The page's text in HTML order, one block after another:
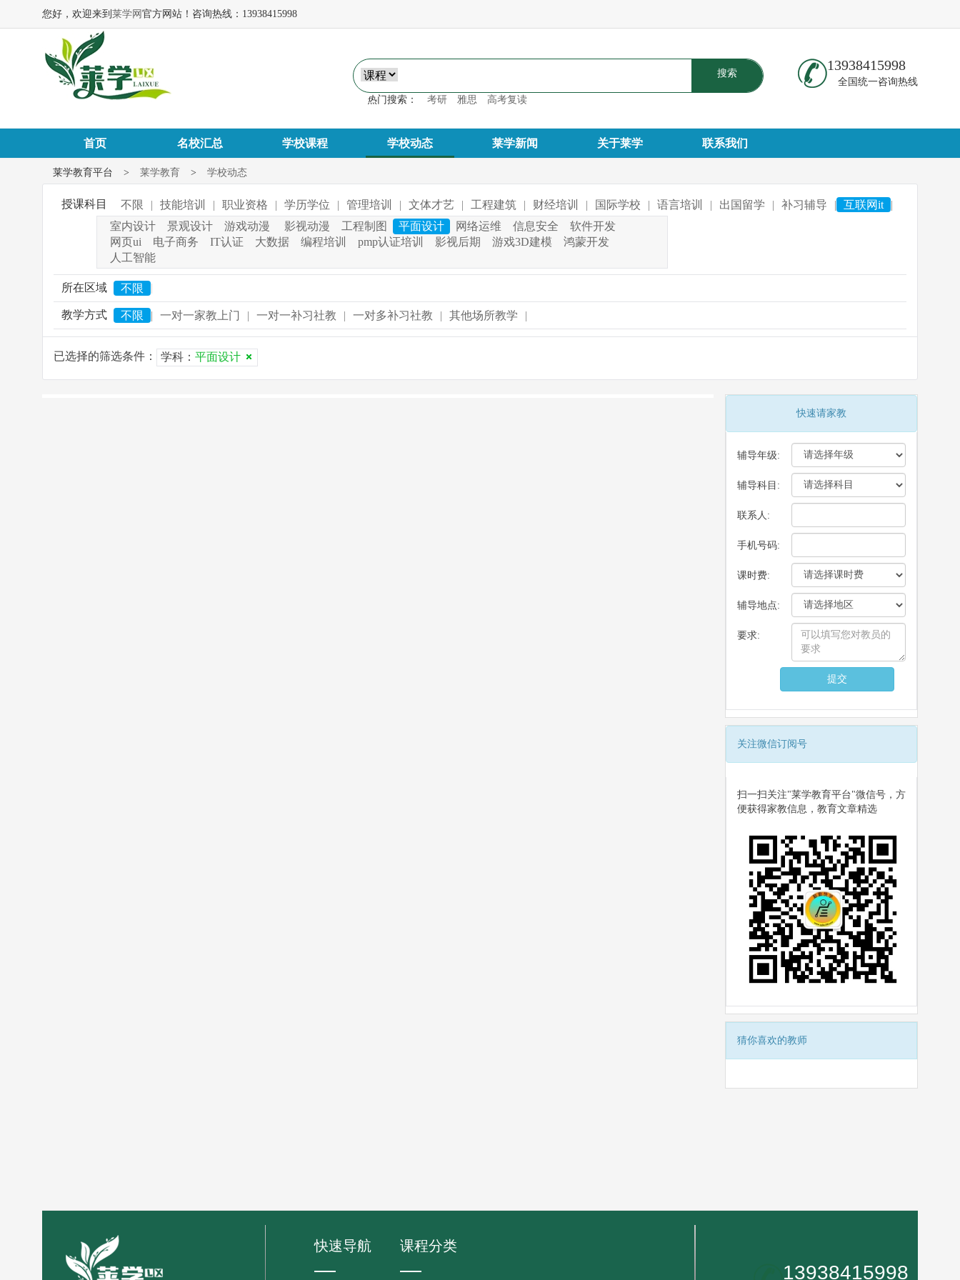
您好，欢迎来到 莱学网 官方网站！咨询热线：13938415998
搜索
热门搜索： 考研 雅思 高考复读
13938415998
全国统一咨询热线
首页 名校汇总 学校课程 学校动态 莱学新闻 关于莱学 联系我们
莱学教育平台 > 莱学教育 > 学校动态
授课科目 不限 | 技能培训 | 职业资格 | 学历学位 | 管理培训 | 文体才艺 | 工程建筑 | 财经培训 | 国际学校 | 语言培训 | 出国留学 | 补习辅导 | 互联网it
|
室内设计
景观设计 游戏动漫 影视动漫 工程制图 平面设计 网络运维 信息安全
软件开发
网页ui
电子商务 IT认证 大数据 编程培训 pmp认证培训 影视后期 游戏3D建模
鸿蒙开发
人工智能
所在区域 不限 |
教学方式 不限 | 一对一家教上门 | 一对一补习社教 | 一对多补习社教 | 其他场所教学 |
已选择的筛选条件： 学科： 平面设计
快速请家教
辅导年级:
辅导科目:
联系人:
手机号码:
课时费:
辅导地点:
要求:
关注微信订阅号
扫一扫关注"莱学教育平台"微信号，方
便获得家教信息，教育文章精选
猜你喜欢的教师
快速导航 课程分类
13938415998